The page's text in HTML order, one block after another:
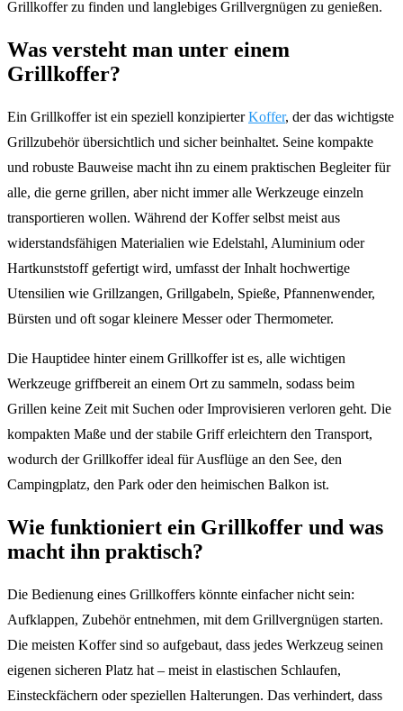
Grillkoffer zu finden und langlebiges Grillvergnügen zu genießen.
Was versteht man unter einem
Grillkoffer?
Ein Grillkoffer ist ein speziell konzipierterKoffer, der das wichtigste
Grillzubehör übersichtlich und sicher beinhaltet. Seine kompakte
und robuste Bauweise macht ihn zu einem praktischen Begleiter für
alle, die gerne grillen, aber nicht immer alle Werkzeuge einzeln
transportieren wollen. Während der Koffer selbst meist aus
widerstandsfähigen Materialien wie Edelstahl, Aluminium oder
Hartkunststoff gefertigt wird, umfasst der Inhalt hochwertige
Utensilien wie Grillzangen, Grillgabeln, Spieße, Pfannenwender,
Bürsten und oft sogar kleinere Messer oder Thermometer.
Die Hauptidee hinter einem Grillkoffer ist es, alle wichtigen
Werkzeuge griffbereit an einem Ort zu sammeln, sodass beim
Grillen keine Zeit mit Suchen oder Improvisieren verloren geht. Die
kompakten Maße und der stabile Griff erleichtern den Transport,
wodurch der Grillkoffer ideal für Ausflüge an den See, den
Campingplatz, den Park oder den heimischen Balkon ist.
Wie funktioniert ein Grillkoffer und was
macht ihn praktisch?
Die Bedienung eines Grillkoffers könnte einfacher nicht sein:
Aufklappen, Zubehör entnehmen, mit dem Grillvergnügen starten.
Die meisten Koffer sind so aufgebaut, dass jedes Werkzeug seinen
eigenen sicheren Platz hat – meist in elastischen Schlaufen,
Einsteckfächern oder speziellen Halterungen. Das verhindert, dass